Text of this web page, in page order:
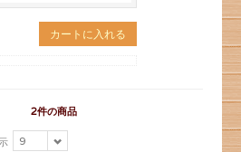
カートに入れる
2件の商品
9